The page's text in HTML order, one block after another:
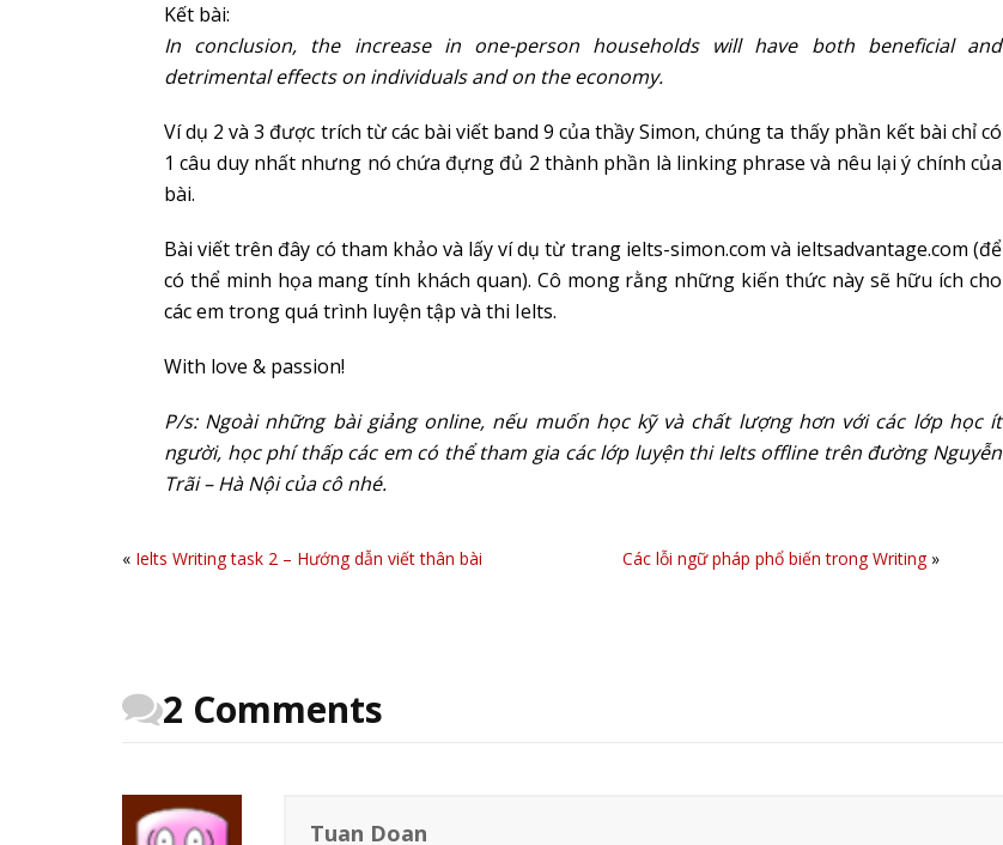
Kết bài:
In conclusion, the increase in one-person households will have both beneficial and
detrimental effects on individuals and on the economy.
Ví dụ 2 và 3 được trích từ các bài viết band 9 của thầy Simon, chúng ta thấy phần kết bài chỉ có
1 câu duy nhất nhưng nó chứa đựng đủ 2 thành phần là linking phrase và nêu lại ý chính của
bài.
Bài viết trên đây có tham khảo và lấy ví dụ từ trang ielts-simon.com và ieltsadvantage.com (để
có thể minh họa mang tính khách quan). Cô mong rằng những kiến thức này sẽ hữu ích cho
các em trong quá trình luyện tập và thi Ielts.
With love & passion!
P/s: Ngoài những bài giảng online, nếu muốn học kỹ và chất lượng hơn với các lớp học ít
người, học phí thấp các em có thể tham gia các lớp luyện thi Ielts offline trên đường Nguyễn
Trãi – Hà Nội của cô nhé.
« Ielts Writing task 2 – Hướng dẫn viết thân bài Các lỗi ngữ pháp phổ biến trong Writing»
2 Comments
Tuan Doan